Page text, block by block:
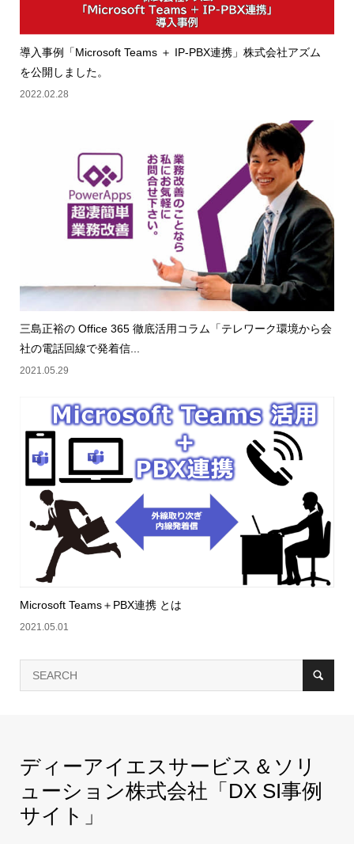
導入事例「Microsoft Teams ＋ IP-PBX連携」株式会社アズム
を公開しました。
2022.02.28
三島正裕の Office 365 徹底活用コラム「テレワーク環境から会
社の電話回線で発着信...
2021.05.29
Microsoft Teams＋PBX連携 とは
2021.05.01
ディーアイエスサービス＆ソリ
ューション株式会社「DX SI事例
サイト」